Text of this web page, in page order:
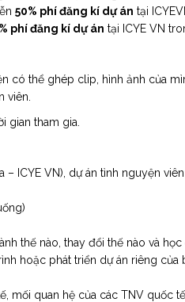
50% phí đăng kí dự án tại
phí đăng kí dự án tại ICYE VN
có thể ghép clip, hình ảnh của
viên.
gian tham gia.
ICYE VN), dự án tình nguyện
thế nào, thay đổi thế nào và
hoặc phát triển dự án riêng của
quan hệ của các TNV quốc